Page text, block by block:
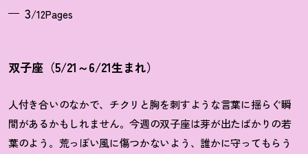
3/12Pages
双子座（5/21～6/21生まれ）
人付き合いのなかで、チクリと胸を刺すような言葉に揺らぐ瞬
間があるかもしれません。今週の双子座は芽が出たばかりの若
葉のよう。荒っぽい風に傷つかないよう、誰かに守ってもらう